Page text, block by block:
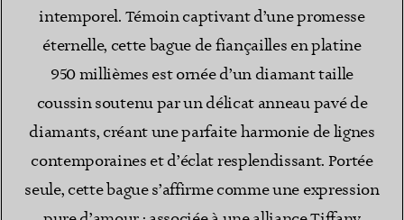
intemporel. Témoin captivant d’une promesse
éternelle, cette bague de fiançailles en platine
950 millièmes est ornée d’un diamant taille
coussin soutenu par un délicat anneau pavé de
diamants, créant une parfaite harmonie de lignes
contemporaines et d’éclat resplendissant. Portée
seule, cette bague s’affirme comme une expression